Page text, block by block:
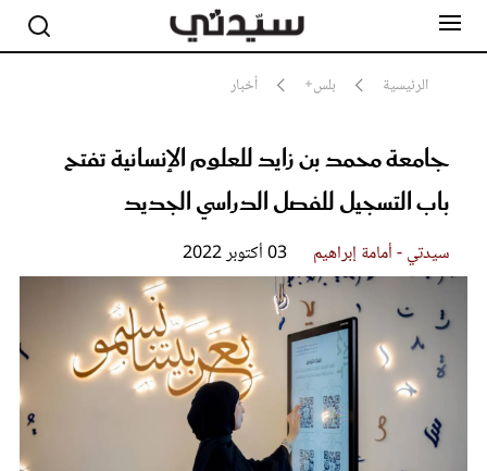
الرئيسية بلس+ أخبار
جامعة محمد بن زايد للعلوم الإنسانية تفتح
باب التسجيل للفصل الدراسي الجديد
سيدتي - أمامة إبراهيم 03 أكتوبر 2022
مشاهير
أناقة
جمال
سيدتي وطفلك
لايف ستايل
فيديو
مطبخ سيدتي
مقالات الرأي
ستايل